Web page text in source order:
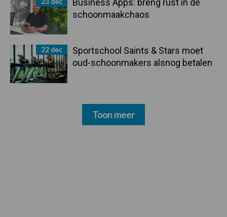
Business Apps: breng rust in de
schoonmaakchaos
22 dec
Sportschool Saints & Stars moet
oud-schoonmakers alsnog betalen
Toon meer